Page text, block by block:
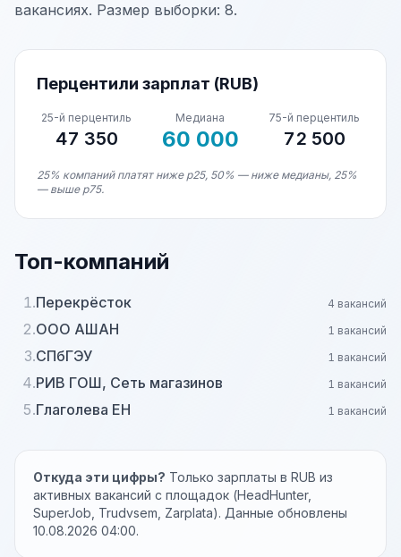
вакансиях. Размер выборки: 8.
Перцентили зарплат (RUB)
25-й перцентиль
47 350
Медиана
60 000
75-й перцентиль
72 500
25% компаний платят ниже p25, 50% — ниже медианы, 25%
— выше p75.
Топ-компаний
1.Перекрёсток 4 вакансий
2.ООО АШАН 1 вакансий
3.СПбГЭУ 1 вакансий
4.РИВ ГОШ, Сеть магазинов 1 вакансий
5.Глаголева ЕН 1 вакансий
Откуда эти цифры? Только зарплаты в RUB из
активных вакансий с площадок (HeadHunter,
SuperJob, Trudvsem, Zarplata). Данные обновлены
10.08.2026 04:00.